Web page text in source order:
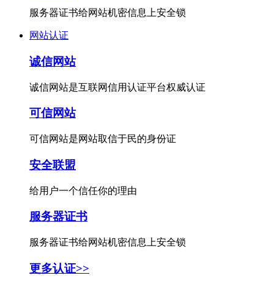
服务器证书给网站机密信息上安全锁
网站认证
诚信网站
诚信网站是互联网信用认证平台权威认证
可信网站
可信网站是网站取信于民的身份证
安全联盟
给用户一个信任你的理由
服务器证书
服务器证书给网站机密信息上安全锁
更多认证>>